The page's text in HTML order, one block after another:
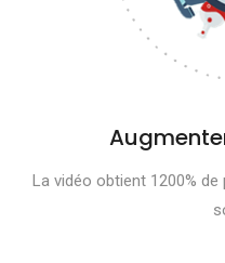
La vidéo obtient 1200%